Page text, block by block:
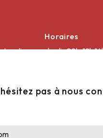
Horaires
Lundi au vendredi : 08h-12h
pas à nous